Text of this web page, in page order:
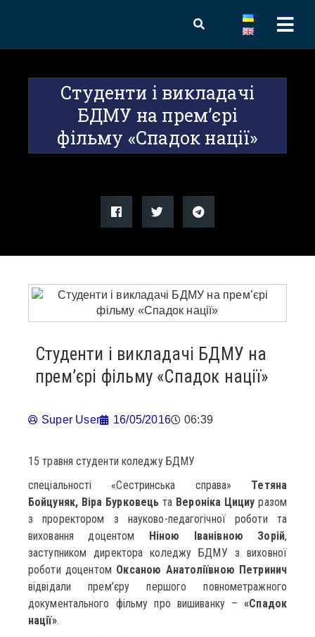
Студенти і викладачі
БДМУ на прем’єрі
фільму «Спадок нації»
Студенти і викладачі БДМУ на
прем’єрі фільму «Спадок нації»
Super User 16/05/2016 06:39
15 травня студенти коледжу БДМУ
спеціальності «Сестринська справа» Тетяна
Бойцуняк, Віра Бурковець та Вероніка Цициу разом
з проректором з науково-педагогічної роботи та
виховання доцентом Ніною Іванівною Зорій,
заступником директора коледжу БДМУ з виховної
роботи доцентом Оксаною Анатоліївною Петринич
відвідали прем’єру першого повнометражного
документального фільму про вишиванку –«Спадок
нації».